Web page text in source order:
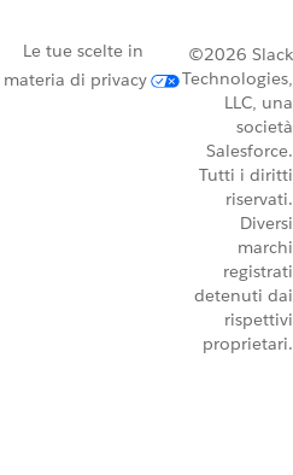
Le tue scelte in
materia di privacy
©2026 Slack
Technologies,
LLC, una
società
Salesforce.
Tutti i diritti
riservati.
Diversi
marchi
registrati
detenuti dai
rispettivi
proprietari.